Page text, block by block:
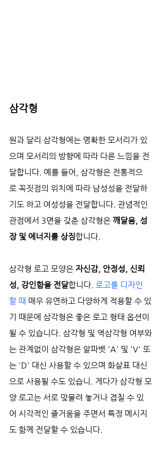
삼각형
원과 달리 삼각형에는 명확한 모서리가 있
으며 모서리의 방향에 따라 다른 느낌을 전
달합니다. 예를 들어, 삼각형은 전통적으
로 꼭짓점의 위치에 따라 남성성을 전달하
기도 하고 여성성을 전달합니다. 관념적인
관점에서 3면을 갖춘 삼각형은 깨달음, 성
장 및 에너지를 상징합니다.
삼각형 로고 모양은 자신감, 안정성, 신뢰
성, 강인함을 전달합니다. 로고를 디자인
할 때 매우 유연하고 다양하게 적용할 수 있
기 때문에 삼각형은 좋은 로고 형태 옵션이
될 수 있습니다. 삼각형 및 역삼각형 여부와
는 관계없이 삼각형은 알파벳 'A' 및 'V' 또
는 'D' 대신 사용할 수 있으며 화살표 대신
으로 사용될 수도 있습니. 게다가 삼각형 모
양 로고는 서로 맞물려 놓거나 겹칠 수 있
어 시각적인 즐거움을 주면서 특정 메시지
도 함께 전달할 수 있습니다.